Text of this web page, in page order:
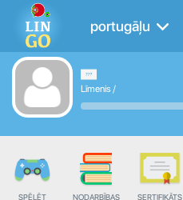
portugāļu
Līmenis /
SPĒLĒT NODARBĪBAS SERTIFIKĀTS